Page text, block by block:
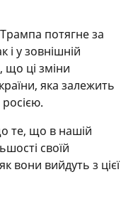
потягне за
і у зовнішній
ці зміни
яка залежить
те, що в нашій
своїй
вони вийдуть з цієї